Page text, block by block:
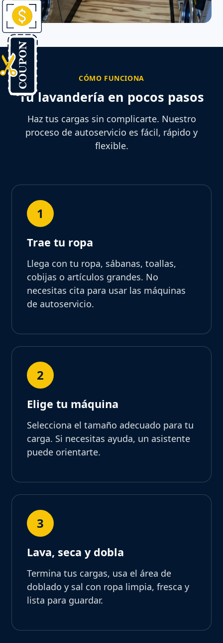
CÓMO FUNCIONA
Tu lavandería en pocos pasos
Haz tus cargas sin complicarte. Nuestro
proceso de autoservicio es fácil, rápido y
flexible.
1
Trae tu ropa
Llega con tu ropa, sábanas, toallas,
cobijas o artículos grandes. No
necesitas cita para usar las máquinas
de autoservicio.
2
Elige tu máquina
Selecciona el tamaño adecuado para tu
carga. Si necesitas ayuda, un asistente
puede orientarte.
3
Lava, seca y dobla
Termina tus cargas, usa el área de
doblado y sal con ropa limpia, fresca y
lista para guardar.